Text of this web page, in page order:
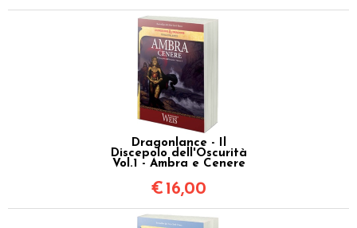
Dragonlance - Il
Discepolo dell'Oscurità
Vol.1 - Ambra e Cenere
€ 16,00